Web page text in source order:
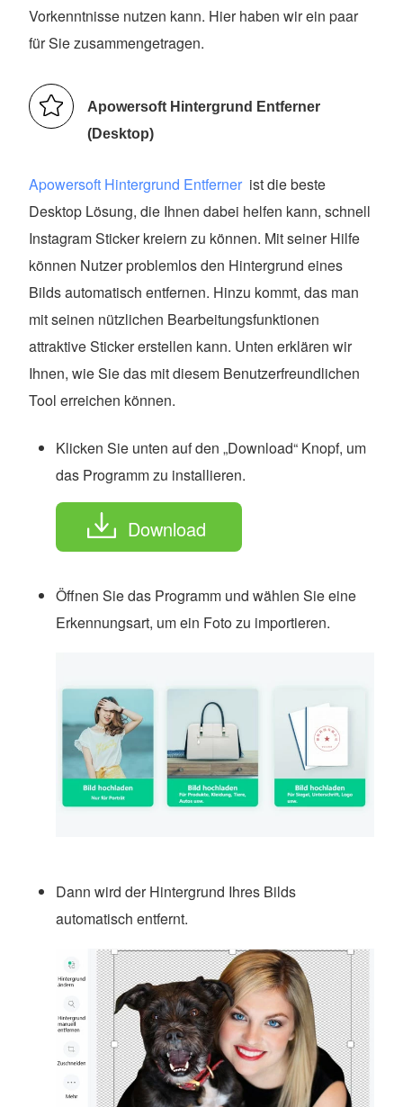
Vorkenntnisse nutzen kann. Hier haben wir ein paar
für Sie zusammengetragen.
Apowersoft Hintergrund Entferner
(Desktop)
Apowersoft Hintergrund Entferner ist die beste
Desktop Lösung, die Ihnen dabei helfen kann, schnell
Instagram Sticker kreiern zu können. Mit seiner Hilfe
können Nutzer problemlos den Hintergrund eines
Bilds automatisch entfernen. Hinzu kommt, das man
mit seinen nützlichen Bearbeitungsfunktionen
attraktive Sticker erstellen kann. Unten erklären wir
Ihnen, wie Sie das mit diesem Benutzerfreundlichen
Tool erreichen können.
Klicken Sie unten auf den „Download“ Knopf, um
das Programm zu installieren.
Download
Öffnen Sie das Programm und wählen Sie eine
Erkennungsart, um ein Foto zu importieren.
Dann wird der Hintergrund Ihres Bilds
automatisch entfernt.